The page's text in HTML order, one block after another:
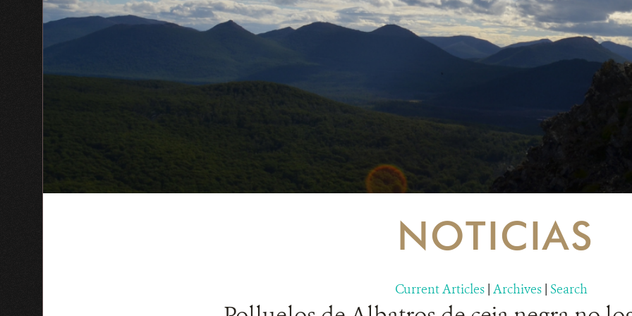
NOTICIAS
Current Articles | Archives | Search